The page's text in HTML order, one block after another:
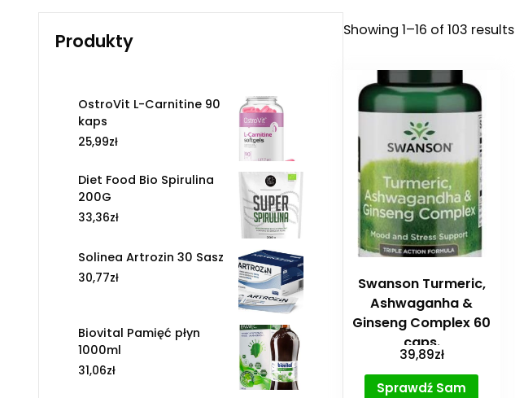
Showing 1–16 of 103 results
Swanson Turmeric,
Ashwaganha &
Ginseng Complex 60
caps.
39,89zł
Sprawdź Sam
Produkty
OstroVit L-Carnitine 90
kaps
25,99zł
Diet Food Bio Spirulina
200G
33,36zł
Solinea Artrozin 30 Sasz
30,77zł
Biovital Pamięć płyn
1000ml
31,06zł